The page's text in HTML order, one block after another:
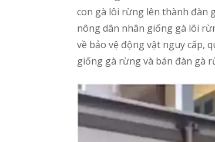
con gà lôi rừng lên thành đàn
nông dân nhân giống gà lôi
về bảo vệ động vật nguy cấp,
giống gà rừng và bán đàn gà